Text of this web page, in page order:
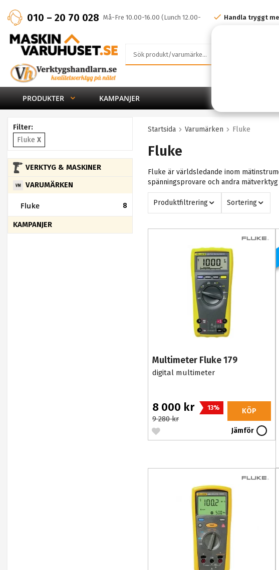
010 – 20 70 028 Må-Fre 10.00-16.00 (Lunch 12.00-
13.00)
Handla tryggt
PRODUKTER KAMPANJER
Filter:
Fluke X
VERKTYG & MASKINER
VARUMÄRKEN
Fluke 8
KAMPANJER
Startsida Varumärken Fluke
Fluke
Fluke är världsledande inom
spänningsprovare och andra
Produktfiltrering Sortering
Multimeter Fluke 179
digital multimeter
8 000 kr 13%
9 280 kr
KÖP
Jämför